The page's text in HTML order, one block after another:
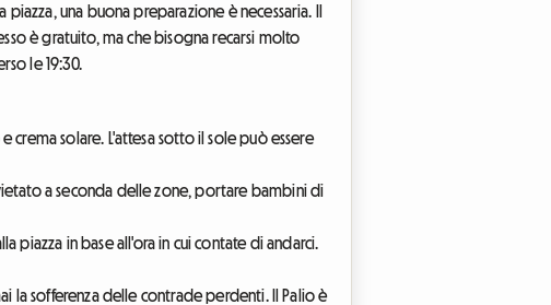
una buona preparazione è necessaria. Il
è gratuito, ma che bisogna recarsi molto
le 19:30.
solare. L'attesa sotto il sole può essere
a seconda delle zone, portare bambini di
piazza in base all'ora in cui contate di andarci.
la sofferenza delle contrade perdenti. Il Palio è